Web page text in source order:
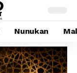
Nunukan